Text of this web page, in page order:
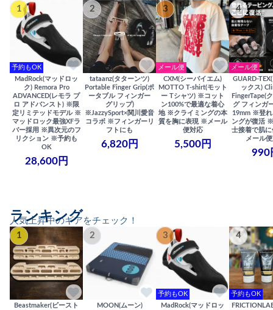
1
予約もOK
MadRock(マッドロッ
ク) Remora Pro
ADVANCED(レモラ プ
ロ アドバンスト) ※限
定リミテッドモデル ※
マッドロック最強XFラ
バー採用 ※異次元のフ
リクション ※予約も
OK
28,600円
2
tataanz(タターンツ)
Portable Finger Grip(ポ
ータブル フィンガー
グリップ)
※JazzySport×関川愛音
コラボ ※フィンガーリ
フトにも
6,820円
3
メール便
CXM(シーバイエム)
MOTTO T-shirt(モット
ー Tシャツ) ※コット
ン100%で最適な着心
地 ※クライミングの本
質を胸に表現 ※メール
便対応
5,500円
4
メール便
GUARD-
ックス)
FingerTape(
グ フィンガ
19mm ※登れ
ングが復活
士接着で肌
メール
990
人気上昇中のギアをチェック！
ランキング
1
Beastmaker(ビースト
2
MOON(ムーン)
3
予約もOK
MadRock(マッドロッ
4
予約もOK